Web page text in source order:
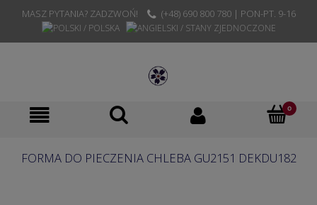
MASZ PYTANIA? ZADZWOŃ! (+48) 690 800 780 | PON-PT. 9-16
FORMA DO PIECZENIA CHLEBA GU2151 DEKDU182